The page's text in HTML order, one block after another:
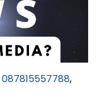
087815557788,